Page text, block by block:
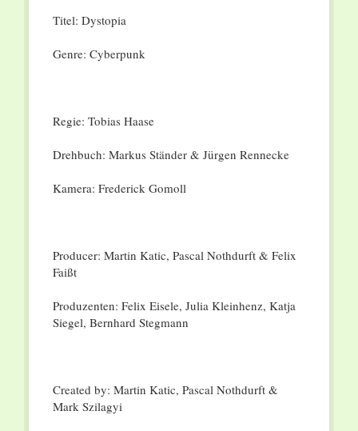
Titel: Dystopia
Genre: Cyberpunk
Regie: Tobias Haase
Drehbuch: Markus Ständer & Jürgen Rennecke
Kamera: Frederick Gomoll
Producer: Martin Katic, Pascal Nothdurft & Felix
Faißt
Produzenten: Felix Eisele, Julia Kleinhenz, Katja
Siegel, Bernhard Stegmann
Created by: Martin Katic, Pascal Nothdurft &
Mark Szilagyi